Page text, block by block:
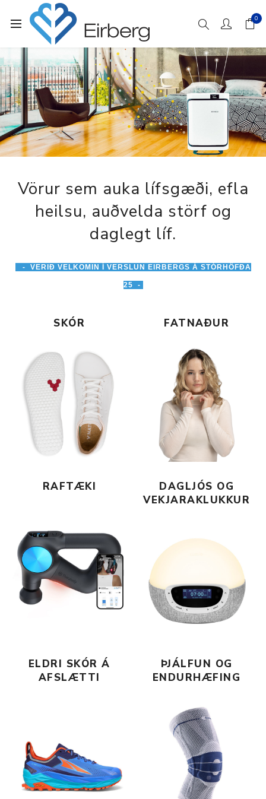
0
Vörur sem auka lífsgæði, efla
heilsu, auðvelda störf og
daglegt líf.
- VERIÐ VELKOMIN Í VERSLUN EIRBERGS Á STÓRHÖFÐA
25 -
SKÓR FATNAÐUR
RAFTÆKI
DAGLJÓS OG
VEKJARAKLUKKUR
ELDRI SKÓR Á
AFSLÆTTI
ÞJÁLFUN OG
ENDURHÆFING